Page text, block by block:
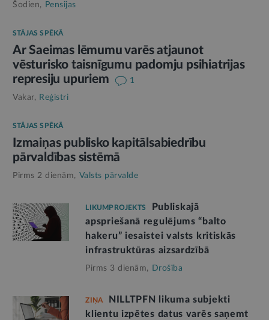
Šodien, Pensijas
STĀJAS SPĒKĀ
Ar Saeimas lēmumu varēs atjaunot
vēsturisko taisnīgumu padomju psihiatrijas
represiju upuriem
1
Vakar, Reģistri
STĀJAS SPĒKĀ
Izmaiņas publisko kapitālsabiedrību
pārvaldības sistēmā
Pirms 2 dienām, Valsts pārvalde
LIKUMPROJEKTS
Publiskajā
apspriešanā regulējums “balto
hakeru” iesaistei valsts kritiskās
infrastruktūras aizsardzībā
Pirms 3 dienām, Drošība
ZIŅA
NILLTPFN likuma subjekti
klientu izpētes datus varēs saņemt